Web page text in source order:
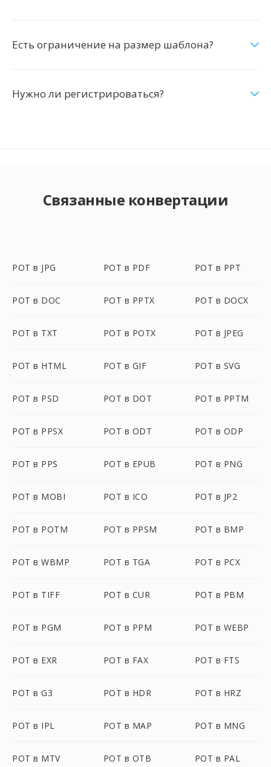
Есть ограничение на размер шаблона?
Нужно ли регистрироваться?
Связанные конвертации
POT в JPG POT в PDF POT в PPT
POT в DOC POT в PPTX POT в DOCX
POT в TXT POT в POTX POT в JPEG
POT в HTML POT в GIF POT в SVG
POT в PSD POT в DOT POT в PPTM
POT в PPSX POT в ODT POT в ODP
POT в PPS POT в EPUB POT в PNG
POT в MOBI POT в ICO POT в JP2
POT в POTM POT в PPSM POT в BMP
POT в WBMP POT в TGA POT в PCX
POT в TIFF POT в CUR POT в PBM
POT в PGM POT в PPM POT в WEBP
POT в EXR POT в FAX POT в FTS
POT в G3 POT в HDR POT в HRZ
POT в IPL POT в MAP POT в MNG
POT в MTV POT в OTB POT в PAL